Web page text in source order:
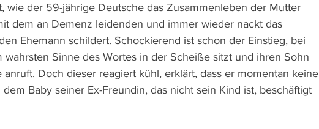
wie der 59-jährige Deutsche das Zusammenleben der Mutter
dem an Demenz leidenden und immer wieder nackt das
Ehemann schildert. Schockierend ist schon der Einstieg, bei
wahrsten Sinne des Wortes in der Scheiße sitzt und ihren Sohn
Doch dieser reagiert kühl, erklärt, dass er momentan keine
Baby seiner Ex-Freundin, das nicht sein Kind ist, beschäftigt